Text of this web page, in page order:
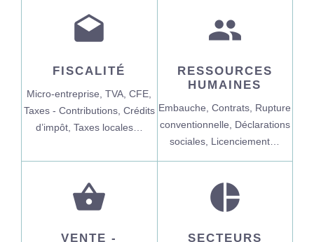
drafts
FISCALITÉ
Micro-entreprise,TVA,CFE,
Taxes - Contributions, Crédits
d’impôt, Taxes locales…
people
RESSOURCES
HUMAINES
Embauche,Contrats, Rupture
conventionnelle, Déclarations
sociales, Licenciement…
shopping_basket
VENTE -
pie_chart
SECTEURS